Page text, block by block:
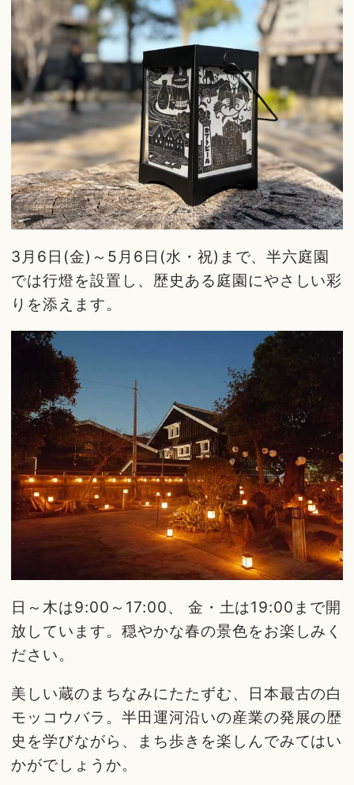
3月6日(金)～5月6日(水・祝)まで、半六庭園
では行燈を設置し、歴史ある庭園にやさしい彩
りを添えます。
日～木は9:00～17:00、 金・土は19:00まで開
放しています。穏やかな春の景色をお楽しみく
ださい。
美しい蔵のまちなみにたたずむ、日本最古の白
モッコウバラ。半田運河沿いの産業の発展の歴
史を学びながら、まち歩きを楽しんでみてはい
かがでしょうか。